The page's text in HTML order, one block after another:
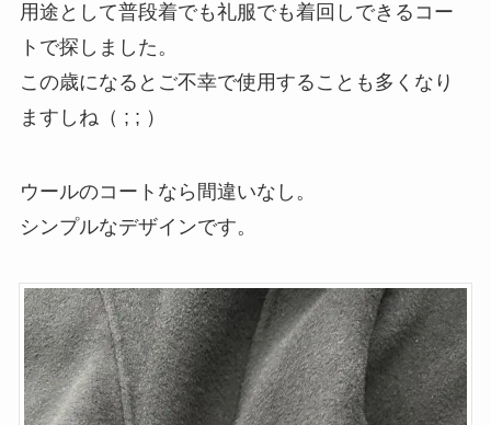
用途として普段着でも礼服でも着回しできるコー
トで探しました。
この歳になるとご不幸で使用することも多くなり
ますしね（ ; ; ）
ウールのコートなら間違いなし。
シンプルなデザインです。